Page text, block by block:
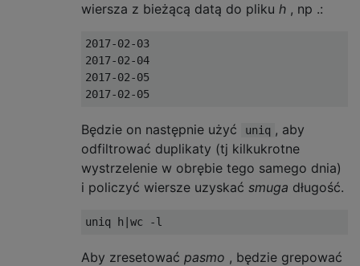
wiersza z bieżącą datą do pliku h , np .:
2017-02-03
2017-02-04
2017-02-05
Będzie on następnie użyć uniq , aby
odfiltrować duplikaty (tj kilkukrotne
wystrzelenie w obrębie tego samego dnia)
i policzyć wiersze uzyskać smuga długość.
uniq h wc -l
Aby zresetować pasmo , będzie grepować